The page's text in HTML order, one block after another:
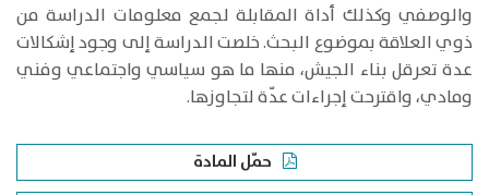
والوصفي وكذلك أداة المقابلة لجمع معلومات الدراسة من
ذوي العلاقة بموضوع البحث. خلصت الدراسة إلى وجود إشكالات
عدة تعرقل بناء الجيش، منها ما هو سياسي واجتماعي وفني
ومادي، واقترحت إجراءات عدّة لتجاوزها.
حمّل المادة